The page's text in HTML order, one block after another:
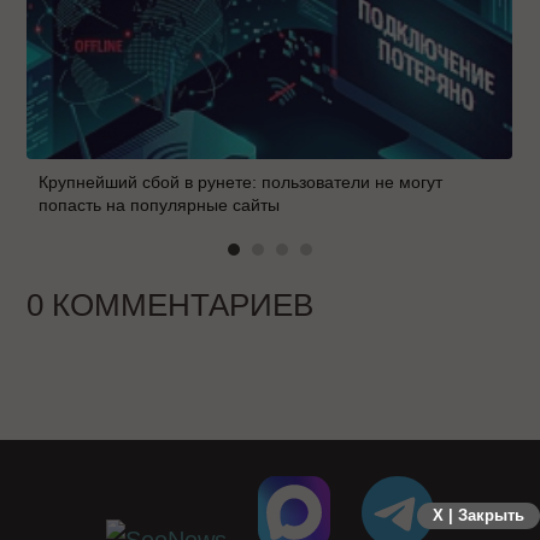
Крупнейший сбой в рунете: пользователи не могут
попасть на популярные сайты
0 КОММЕНТАРИЕВ
X | Закрыть